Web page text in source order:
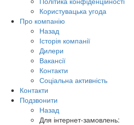
Користувацька угода
Про компанію
Назад
Історія компанії
Дилери
Вакансії
Контакти
Соціальна активність
Контакти
Подзвонити
Назад
Для інтернет-замовлень: